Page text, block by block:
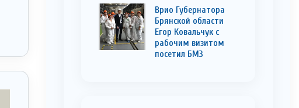
Врио Губернатора
Брянской области
Егор Ковальчук с
рабочим визитом
посетил БМЗ